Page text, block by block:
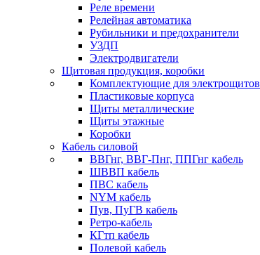
Реле времени
Релейная автоматика
Рубильники и предохранители
УЗДП
Электродвигатели
Щитовая продукция, коробки
Комплектующие для электрощитов
Пластиковые корпуса
Щиты металлические
Щиты этажные
Коробки
Кабель силовой
ВВГнг, ВВГ-Пнг, ППГнг кабель
ШВВП кабель
ПВС кабель
NYM кабель
Пув, ПуГВ кабель
Ретро-кабель
КГтп кабель
Полевой кабель